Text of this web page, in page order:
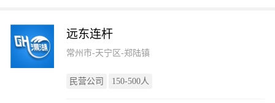
远东连杆
常州市-天宁区-郑陆镇
民营公司 150-500人